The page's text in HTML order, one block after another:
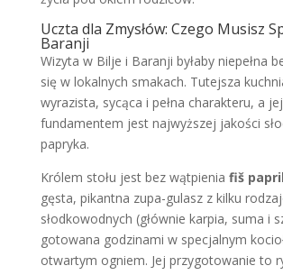
Uczta dla Zmysłów: Czego Musisz
Baranji
Wizyta w Bilje i Baranji byłaby niepełna
się w lokalnych smakach. Tutejsza
wyrazista, sycąca i pełna charakteru, a jej
fundamentem jest najwyższej jakości
papryka.
Królem stołu jest bez wątpienia fiš
gęsta, pikantna zupa-gulasz z kilku
słodkowodnych (głównie karpia, suma i
gotowana godzinami w specjalnym
otwartym ogniem. Jej przygotowanie to